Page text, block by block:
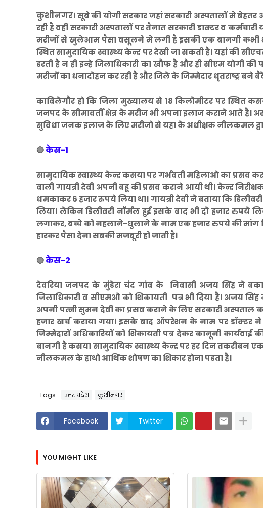
कुशीनगर। सूबे की योगी सरकार जहां सरकारी अस्पतालों मे
रही है वही सरकारी अस्पतालों पर तैनात सरकारी डाक्टर व
मरीजों से खुलेआम पैसा वसूलने मे लगी है इसकी एक बानगी कभी
स्थित सामुदायिक स्वास्थ्य केन्द्र पर देखी जा सकती है। यहां की
डरती है न ही इन्हे जिलाधिकारी का खौफ है और ही सीएम
मरीजों का धनादोहन कर रही है और जिले के जिम्मेदार धृतराष्ट्र बने
काविलेगौर हो कि जिला मुख्यालय से 18 किलोमीटर पर स्थित
जनपद के सीमावर्ती क्षेत्र के मरीज भी अपना इलाज कराने आते है।
सुविधा जनक इलाज के लिए मरीजो से यहा के अधीक्षक नीलकमल
🔴केस-1
सामुदायिक स्वास्थ्य केन्द्र कसया पर गर्भवती महिलाओ का प्रसव
वाली गायत्री देवी अपनी बहू की प्रसव कराने आयी थी। केन्द्र
धमकाकर 6 हजार रुपये लिया था। गायत्री देवी ने बताया कि
लिया। लेकिन डिलीवरी नॉर्मल हुई इसके बाद भी दो हजार रुपये
लगाकर, बच्चे को नहलाने-धुलाने के नाम एक हजार रुपये की मांग
हारकर पैसा देना सबकी मजबूरी हो जाती है।
🔴केस-2
देवरिया जनपद के मुंडेरा चंद गांव के निवासी अजय सिंह ने
जिलाधिकारी व सीएमओ को शिकायती पत्र भी दिया है। अजय
अपनी पत्नी सुमन देवी का प्रसव कराने के लिए सरकारी अस्पताल
हजार खर्च कराया गया। इसके बाद ऑपरेशन के नाम पर
जिम्मेदारों अधिकारियों को शिकायती पत्र देकर कानूनी
बानगी है कसया सामुदायिक स्वास्थ्य केन्द्र पर हर दिन तकरीबन
नीलकमल के हाथो आर्थिक शोषण का शिकार होना पडता है।
Tags उत्तर प्रदेश कुशीनगर
Facebook Twitter
YOU MIGHT LIKE